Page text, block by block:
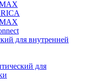
для внутренней
для